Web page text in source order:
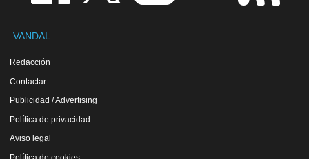
VANDAL
Redacción
Contactar
Publicidad / Advertising
Política de privacidad
Aviso legal
Política de cookies